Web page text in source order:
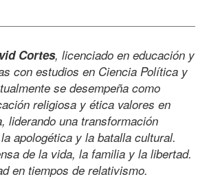
Cortes, licenciado en educación y
con estudios en Ciencia Política y
se desempeña como
religiosa y ética valores en
liderando una transformación
apologética y la batalla cultural.
de la vida, la familia y la libertad.
en tiempos de relativismo.